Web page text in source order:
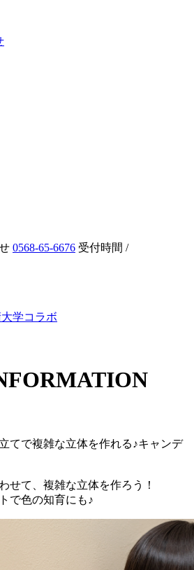
0568-65-6676 受付時間 /
FORMATION
てで複雑な立体を作れる♪キャンデ
せて、複雑な立体を作ろう！
で色の知育にも♪